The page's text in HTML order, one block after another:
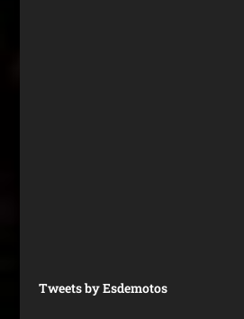
Tweets by Esdemotos